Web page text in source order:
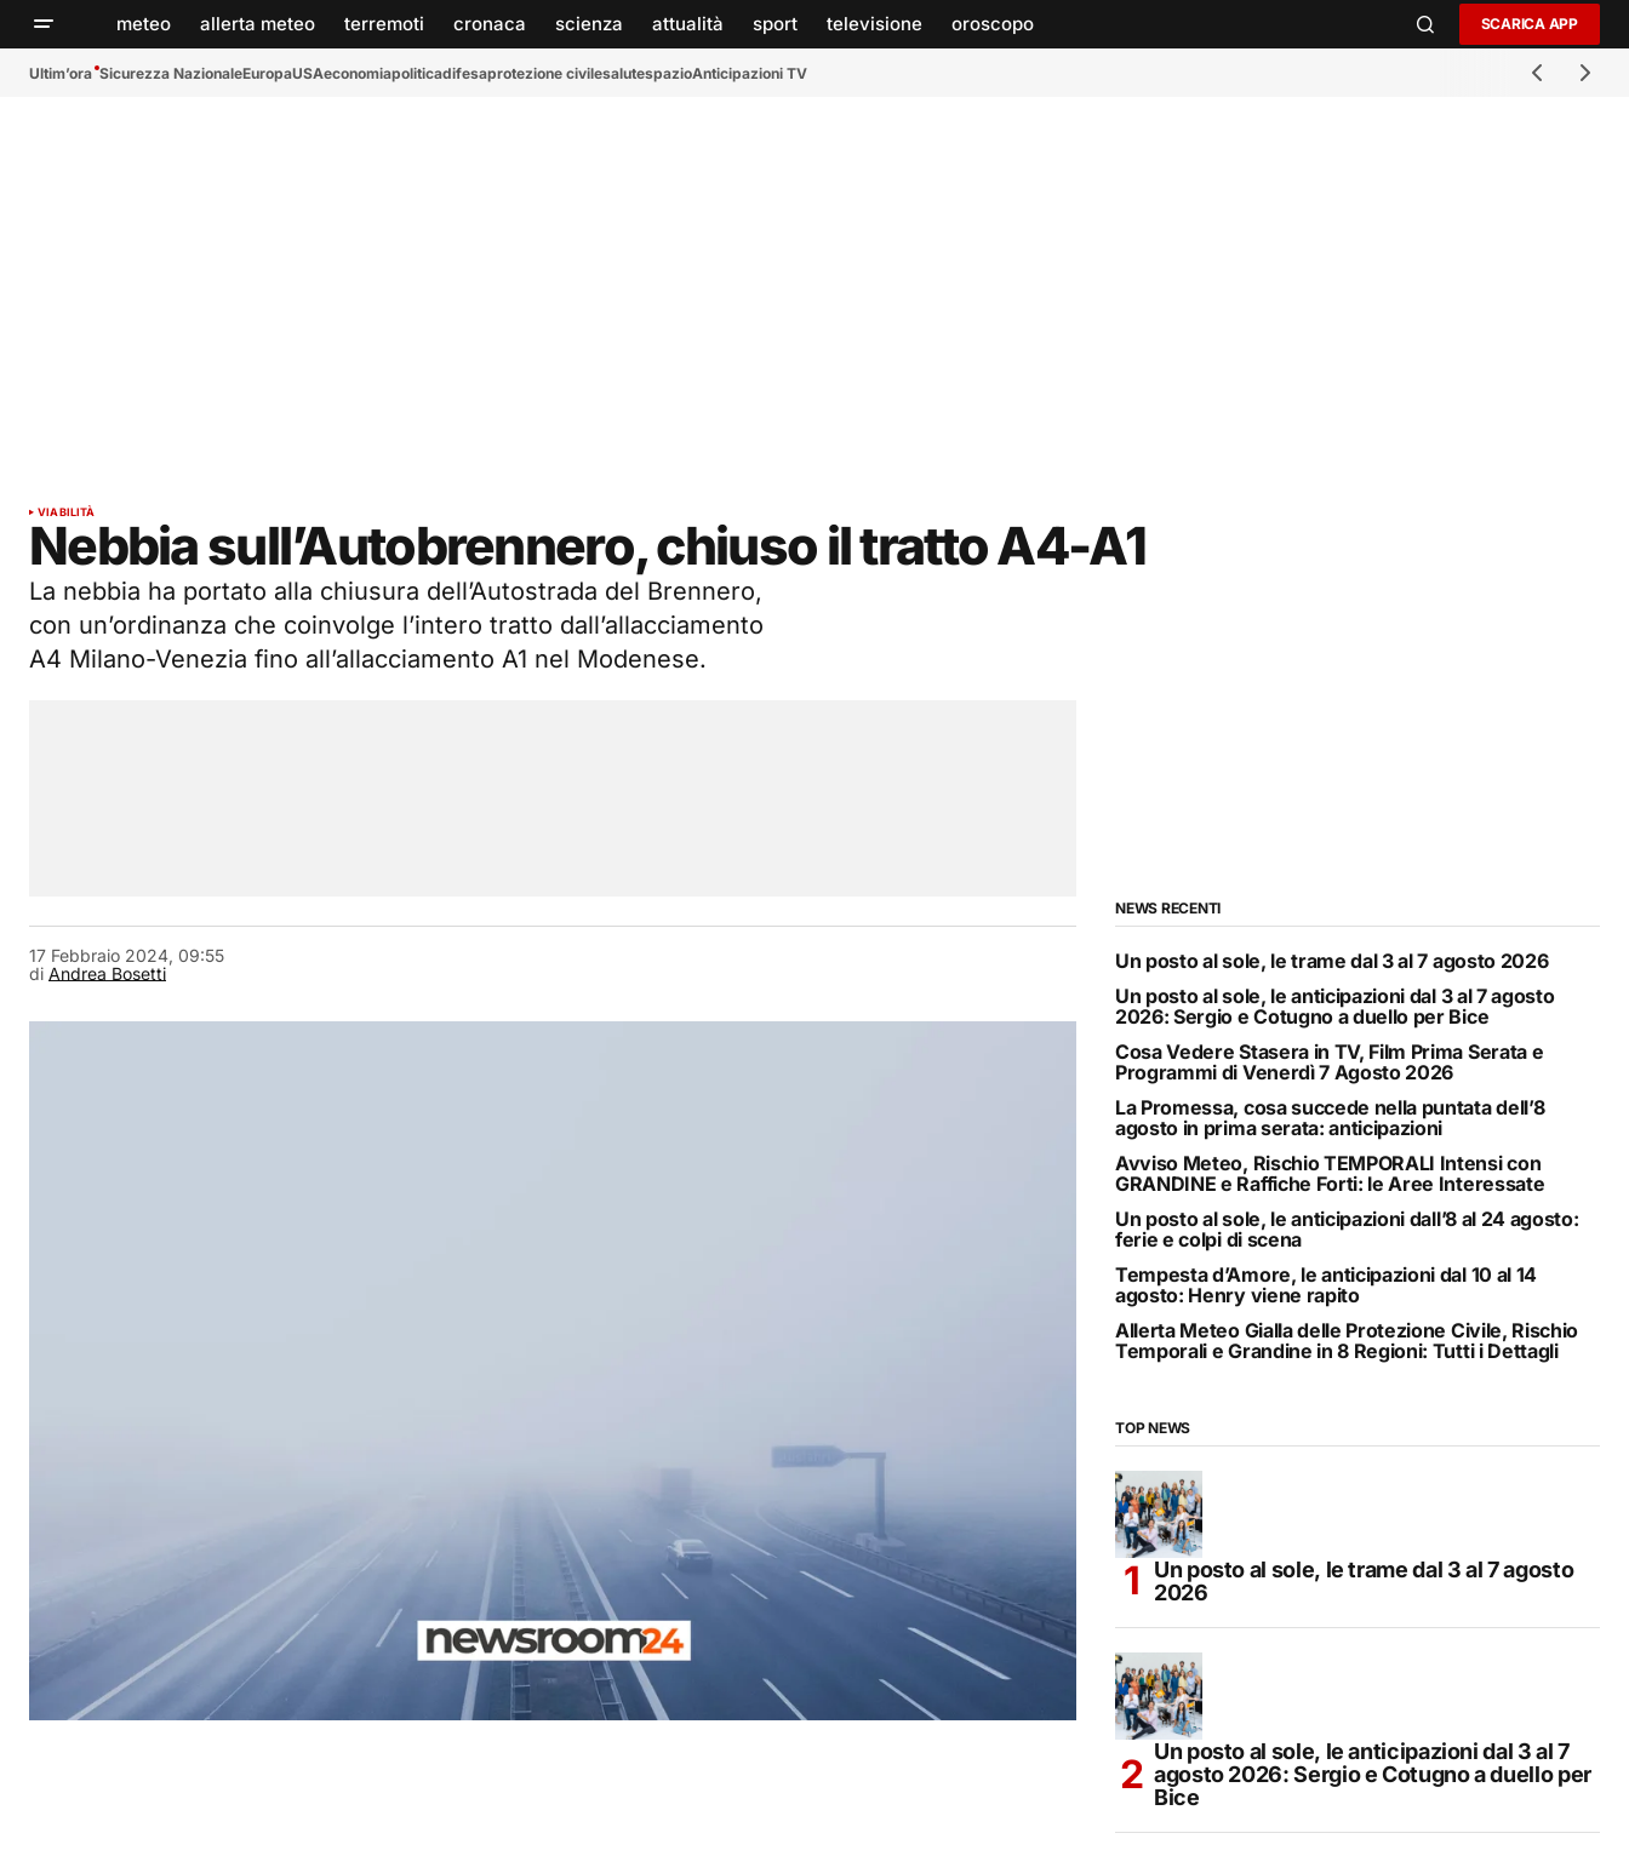
meteo allerta meteo terremoti cronaca scienza attualità sport televisione oroscopo SCARICA APP
Ultim’ora Sicurezza NazionaleEuropaUSAeconomiapoliticadifesaprotezione civilesalutespazioAnticipazioni TV
VIABILITÀ
Nebbia sull’Autobrennero, chiuso il tratto A4-A1
La nebbia ha portato alla chiusura dell’Autostrada del Brennero,
con un’ordinanza che coinvolge l’intero tratto dall’allacciamento
A4 Milano-Venezia fino all’allacciamento A1 nel Modenese.
di Andrea Bosetti
17 Febbraio 2024, 09:55
NEWS RECENTI
Un posto al sole, le trame dal 3 al 7 agosto 2026
Un posto al sole, le anticipazioni dal 3 al 7 agosto
2026: Sergio e Cotugno a duello per Bice
Cosa Vedere Stasera in TV, Film Prima Serata e
Programmi di Venerdì 7 Agosto 2026
La Promessa, cosa succede nella puntata dell’8
agosto in prima serata: anticipazioni
Avviso Meteo, Rischio TEMPORALI Intensi con
GRANDINE e Raffiche Forti: le Aree Interessate
Un posto al sole, le anticipazioni dall’8 al 24 agosto:
ferie e colpi di scena
Tempesta d’Amore, le anticipazioni dal 10 al 14
agosto: Henry viene rapito
Allerta Meteo Gialla delle Protezione Civile, Rischio
Temporali e Grandine in 8 Regioni: Tutti i Dettagli
TOP NEWS
Un posto al sole, le trame dal 3 al 7 agosto
2026
Un posto al sole, le anticipazioni dal 3 al 7
agosto 2026: Sergio e Cotugno a duello per
Bice